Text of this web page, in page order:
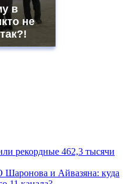
в
не
рекордные 462,3 тысячи